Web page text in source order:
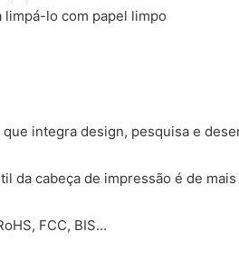
limpá-lo com papel limpo
integra design, pesquisa e
da cabeça de impressão é de
FCC, BIS...